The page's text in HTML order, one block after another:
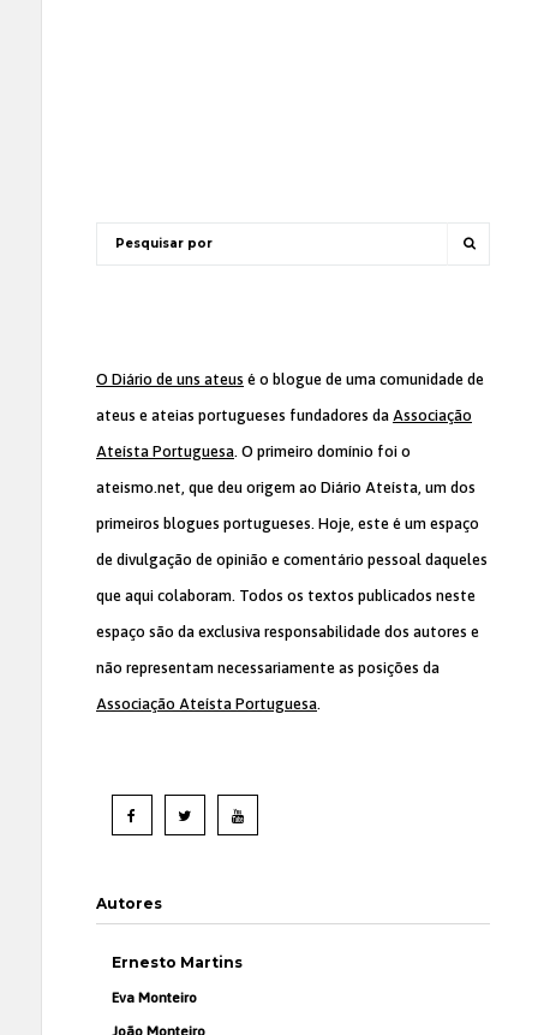
O Diário de uns ateus é o blogue de uma comunidade de
ateus e ateias portugueses fundadores da Associação
Ateísta Portuguesa. O primeiro domínio foi o
ateismo.net, que deu origem ao Diário Ateísta, um dos
primeiros blogues portugueses. Hoje, este é um espaço
de divulgação de opinião e comentário pessoal daqueles
que aqui colaboram. Todos os textos publicados neste
espaço são da exclusiva responsabilidade dos autores e
não representam necessariamente as posições da
Associação Ateísta Portuguesa.
Autores
Ernesto Martins
Eva Monteiro
João Monteiro